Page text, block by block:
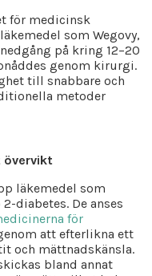
för medicinsk
som Wegovy,
på kring 12–20
genom kirurgi.
till snabbare och
metoder
övervikt
läkemedel som
diabetes. De anses
för
att efterlikna ett
och mättnadskänsla.
bland annat